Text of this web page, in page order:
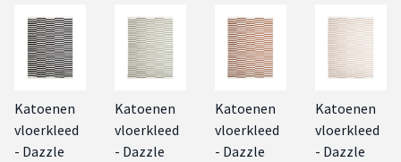
Katoenen
vloerkleed
- Dazzle
Katoenen
vloerkleed
- Dazzle
Katoenen
vloerkleed
- Dazzle
Katoenen
vloerkleed
- Dazzle